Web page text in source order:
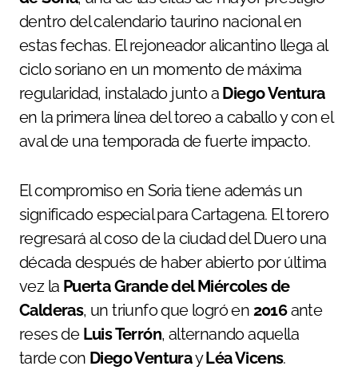
dentro del calendario taurino nacional en
estas fechas. El rejoneador alicantino llega al
ciclo soriano en un momento de máxima
regularidad, instalado junto a Diego Ventura
en la primera línea del toreo a caballo y con el
aval de una temporada de fuerte impacto.
El compromiso en Soria tiene además un
significado especial para Cartagena. El torero
regresará al coso de la ciudad del Duero una
década después de haber abierto por última
vez la Puerta Grande del Miércoles de
Calderas, un triunfo que logró en 2016ante
reses de Luis Terrón, alternando aquella
tarde con Diego VenturayLéa Vicens.